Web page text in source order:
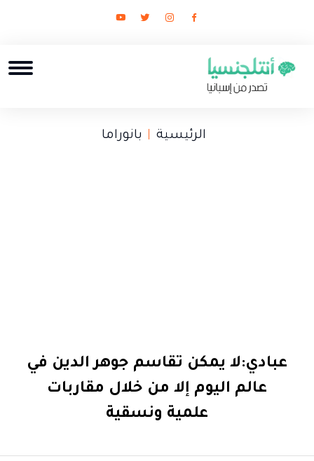
الرئيسية بانوراما
عبادي:لا يمكن تقاسم جوهر الدين في
عالم اليوم إلا من خلال مقاربات
علمية ونسقية